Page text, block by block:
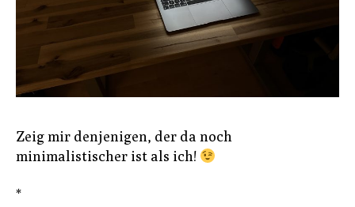
Zeig mir denjenigen, der da noch
minimalistischer ist als ich!
*